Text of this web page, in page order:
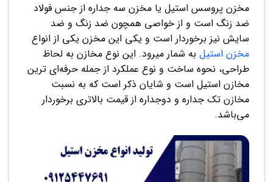
مخزن پروسس استیل یا مخزن سه جداره از جنس فولاد
ضد زنگ است و از خواصی همچون ضد زنگ و ضد
سایش نیز برخوردار است و یکی این مخزن یکی از انواع
مخزن استیل به شمار میرود. این نوع مخازن به لحاظ
طراحی، نحوه ساخت و نوع عملکرد از جمله حرفه‌ای ترین
مخازن استیل است و شایان ذکر است که به نسبت
مخازن تک جداره و دوجداره از قیمت بالاتری برخوردار
می‌باشد.